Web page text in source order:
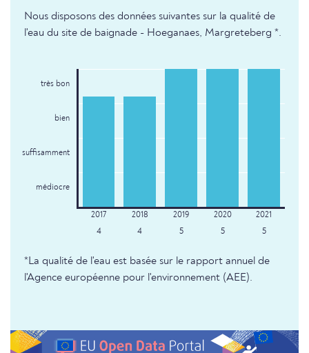
Nous disposons des données suivantes sur la qualité de
l'eau du site de baignade - Hoeganaes, Margreteberg *.
très bon
bien
suffisamment
médiocre
4 4 5 5 5
*La qualité de l'eau est basée sur le rapport annuel de
l'Agence européenne pour l'environnement (AEE).